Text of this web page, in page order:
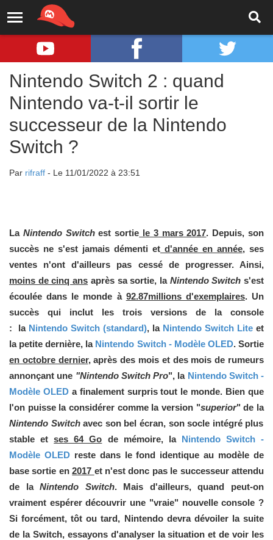
Nintendo Switch 2 : quand
Nintendo va-t-il sortir le
successeur de la Nintendo
Switch ?
Par rifraff - Le 11/01/2022 à 23:51
La Nintendo Switchest sortie le 3 mars 2017. Depuis, son
succès ne s'est jamais démenti et d'année en année, ses
ventes n'ont d'ailleurs pas cessé de progresser. Ainsi,
moins de cinq ans après sa sortie, la Nintendo Switch s'est
écoulée dans le monde à 92.87millions d'exemplaires. Un
succès qui inclut les trois versions de la console
: la Nintendo Switch (standard), la Nintendo Switch Lite et
la petite dernière, la Nintendo Switch - Modèle OLED. Sortie
en octobre dernier, après des mois et des mois de rumeurs
annonçant une "Nintendo Switch Pro", la Nintendo Switch -
Modèle OLEDa finalement surpris tout le monde. Bien que
l'on puisse la considérer comme la version "superior" de la
Nintendo Switchavec son bel écran, son socle intégré plus
stable etses 64 Go de mémoire, la Nintendo Switch -
Modèle OLEDreste dans le fond identique au modèle de
base sortie en2017 et n'est donc pas le successeur attendu
de laNintendo Switch. Mais d'ailleurs, quand peut-on
vraiment espérer découvrir une "vraie" nouvelle console ?
Si forcément, tôt ou tard, Nintendo devra dévoiler la suite
de la Switch, essayons d'analyser la situation et de voir les